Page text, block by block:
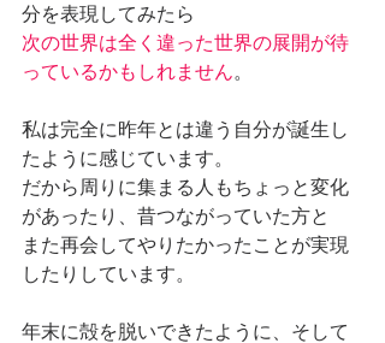
分を表現してみたら
次の世界は全く違った世界の展開が待
っているかもしれません。
私は完全に昨年とは違う自分が誕生し
たように感じています。
だから周りに集まる人もちょっと変化
があったり、昔つながっていた方と
また再会してやりたかったことが実現
したりしています。
年末に殻を脱いできたように、そして